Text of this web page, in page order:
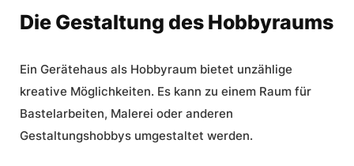
Die Gestaltung des Hobbyraums
Ein Gerätehaus als Hobbyraum bietet unzählige
kreative Möglichkeiten. Es kann zu einem Raum für
Bastelarbeiten, Malerei oder anderen
Gestaltungshobbys umgestaltet werden.